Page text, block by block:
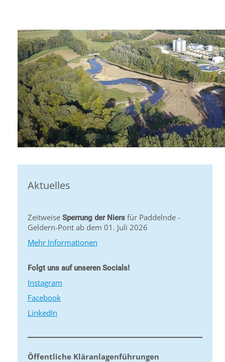
Aktuelles
Zeitweise Sperrung der Niers für Paddelnde -
Geldern-Pont ab dem 01. Juli 2026
Mehr Informationen
Folgt uns auf unseren Socials!
Instagram
Facebook
LinkedIn
Öffentliche Kläranlagenführungen